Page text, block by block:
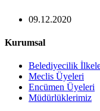
09.12.2020
Kurumsal
Belediyecilik
Meclis Üyeleri
Encümen Üyeleri
Müdürlüklerimiz